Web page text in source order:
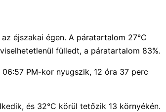
éjszakai égen. A páratartalom 27°C
fülledt, a páratartalom 83%.
PM-kor nyugszik, 12 óra 37 perc
és 32°C körül tetőzik 13 környékén.